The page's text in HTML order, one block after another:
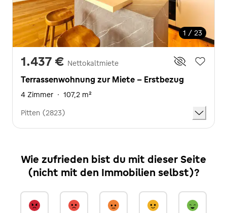
1 / 23
1.437 € Nettokaltmiete
Terrassenwohnung zur Miete - Erstbezug
4 Zimmer · 107,2 m²
Pitten (2823)
Wie zufrieden bist du mit dieser Seite
(nicht mit den Immobilien selbst)?